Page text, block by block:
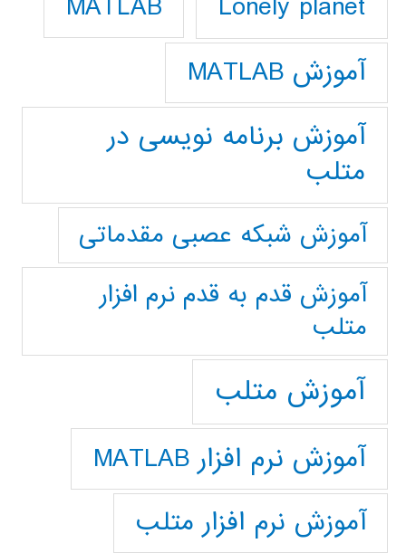
MATLAB
آموزش MATLAB
آموزش برنامه نویسی در
متلب
آموزش شبکه عصبی مقدماتی
آموزش قدم به قدم نرم افزار
متلب
آموزش متلب
آموزش نرم افزار MATLAB
آموزش نرم افزار متلب